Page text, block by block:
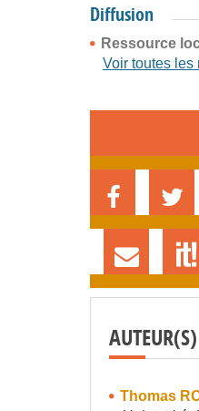
Diffusion
Ressource
Voir toutes les
AUTEUR(S)
Thomas